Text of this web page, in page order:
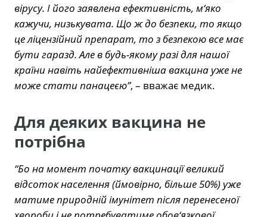
вірусу. І його заявлена ефективність, м‘яко
кажучи, низькувата. Що ж до безпеки, то якщо
це ліцензійний препарат, то з безпекою все має
бути гаразд. Але в будь-якому разі для нашої
країни навіть найефективніша вакцина уже не
може стати панацеєю”, – вважає медик.
Для деяких вакцина не
потрібна
“Бо на момент початку вакцинації великий
відсоток населення (ймовірно, більше 50%) уже
матиме природній імунітет після перенесеної